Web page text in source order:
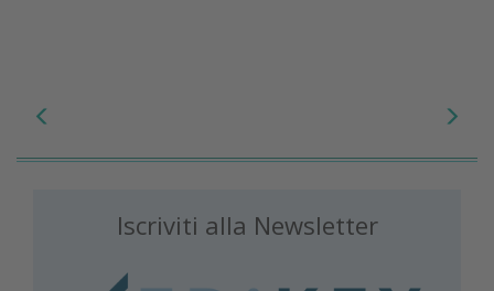
Iscriviti alla Newsletter